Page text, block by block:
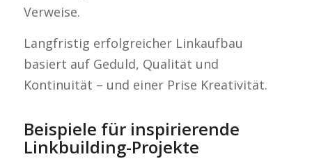
Verweise.
Langfristig erfolgreicher Linkaufbau
basiert auf Geduld, Qualität und
Kontinuität – und einer Prise Kreativität.
Beispiele für inspirierende
Linkbuilding-Projekte